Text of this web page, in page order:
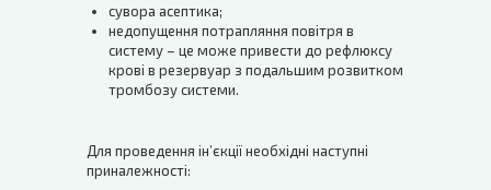
сувора асептика;
недопущення потрапляння повітря в
систему – це може привести до рефлюксу
крові в резервуар з подальшим розвитком
тромбозу системи.
Для проведення ін’єкції необхідні наступні
приналежності: